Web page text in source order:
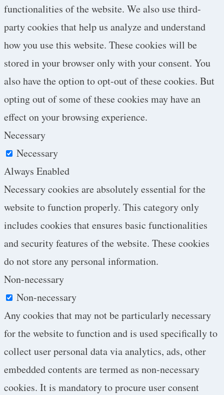
functionalities of the website. We also use third-
party cookies that help us analyze and understand
how you use this website. These cookies will be
stored in your browser only with your consent. You
also have the option to opt-out of these cookies. But
opting out of some of these cookies may have an
effect on your browsing experience.
Necessary
Necessary
Always Enabled
Necessary cookies are absolutely essential for the
website to function properly. This category only
includes cookies that ensures basic functionalities
and security features of the website. These cookies
do not store any personal information.
Non-necessary
Non-necessary
Any cookies that may not be particularly necessary
for the website to function and is used specifically to
collect user personal data via analytics, ads, other
embedded contents are termed as non-necessary
cookies. It is mandatory to procure user consent